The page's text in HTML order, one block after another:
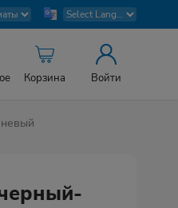
Корзина Войти